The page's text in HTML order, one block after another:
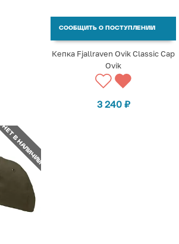
СООБЩИТЬ О ПОСТУПЛЕНИИ
Кепка Fjallraven Ovik Classic Cap
Ovik
3 240 ₽
НЕТ В НАЛИЧИИ